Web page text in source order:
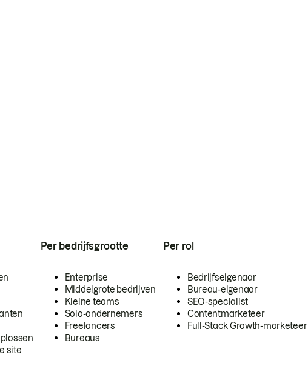
site
Per bedrijfsgrootte
Enterprise
Middelgrote bedrijven
Kleine teams
Solo-ondernemers
Freelancers
Bureaus
Per rol
Bedrijfseigenaar
Bureau-eigenaar
SEO-specialist
Contentmarketeer
Full-Stack Growth-marketeer